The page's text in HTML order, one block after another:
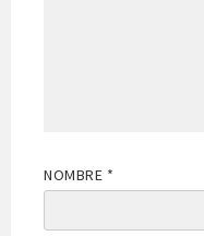
NOMBRE *